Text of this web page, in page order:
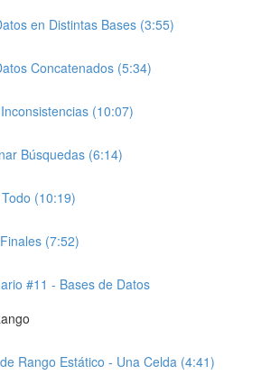
en Distintas Bases (3:55)
Concatenados (5:34)
(10:07)
Búsquedas (6:14)
(10:19)
(7:52)
#11 - Bases de Datos
Rango Estático - Una Celda (4:41)